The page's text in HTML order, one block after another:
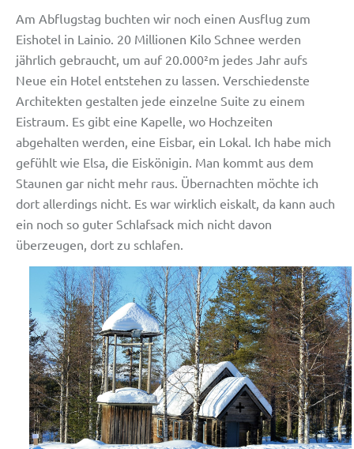
Am Abflugstag buchten wir noch einen Ausflug zum
Eishotel in Lainio. 20 Millionen Kilo Schnee werden
jährlich gebraucht, um auf 20.000²m jedes Jahr aufs
Neue ein Hotel entstehen zu lassen. Verschiedenste
Architekten gestalten jede einzelne Suite zu einem
Eistraum. Es gibt eine Kapelle, wo Hochzeiten
abgehalten werden, eine Eisbar, ein Lokal. Ich habe mich
gefühlt wie Elsa, die Eiskönigin. Man kommt aus dem
Staunen gar nicht mehr raus. Übernachten möchte ich
dort allerdings nicht. Es war wirklich eiskalt, da kann auch
ein noch so guter Schlafsack mich nicht davon
überzeugen, dort zu schlafen.